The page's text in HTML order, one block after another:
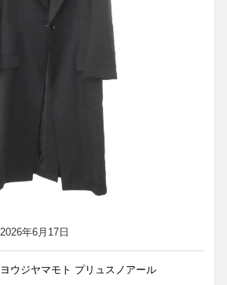
2026年6月17日
ヨウジヤマモト プリュスノアール